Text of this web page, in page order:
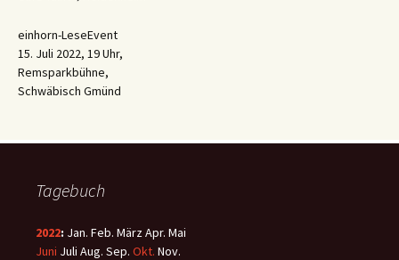
einhorn-LeseEvent
15. Juli 2022, 19 Uhr,
Remsparkbühne,
Schwäbisch Gmünd
Tagebuch
2022: Jan. Feb. MärzApr. Mai
Juni Juli Aug. Sep. Okt. Nov.